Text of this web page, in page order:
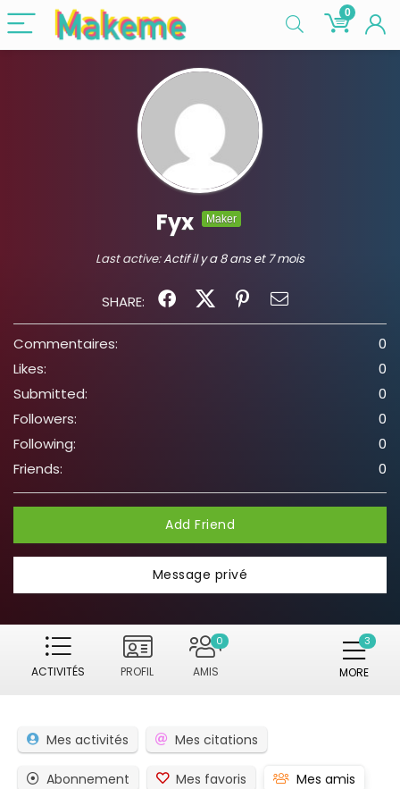
0
Fyx Maker
Last active:Actif il y a 8 ans et 7 mois
SHARE:
Commentaires:
0
Likes:
0
Submitted:
0
Followers:
0
Following:
0
Friends:
0
Add Friend
Message privé
ACTIVITÉS PROFIL AMIS
0
MORE
Mes activités Mes citations
Abonnement Mes favoris Mes amis